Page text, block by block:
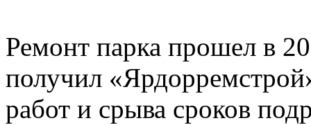
Ремонт парка прошел в
получил
работ и срыва сроков